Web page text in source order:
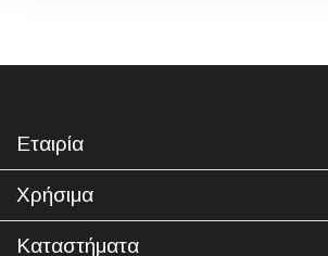
Εταιρία
Χρήσιμα
Καταστήματα